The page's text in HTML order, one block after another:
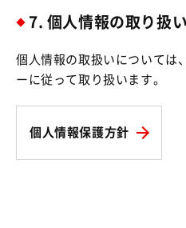
7. 個人情報の取り扱い
個人情報の取扱いについては
ーに従って取り扱います。
個人情報保護方針